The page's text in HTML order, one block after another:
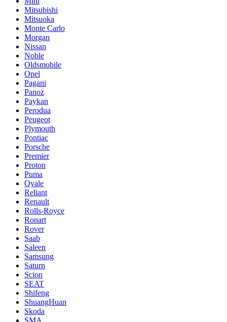
Mitsubishi
Mitsuoka
Monte Carlo
Morgan
Nissan
Noble
Oldsmobile
Opel
Pagani
Panoz
Paykan
Perodua
Peugeot
Plymouth
Pontiac
Porsche
Premier
Proton
Puma
Qvale
Reliant
Renault
Rolls-Royce
Ronart
Rover
Saab
Saleen
Samsung
Saturn
Scion
SEAT
Shifeng
ShuangHuan
Skoda